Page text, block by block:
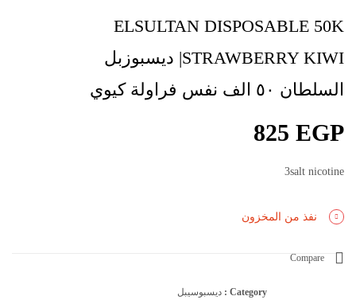
ELSULTAN DISPOSABLE 50K
STRAWBERRY KIWI| ديسبوزبل
السلطان ٥٠ الف نفس فراولة كيوي
825 EGP
3salt nicotine
نفذ من المخزون
Compare
Category : ديسبوسيبل